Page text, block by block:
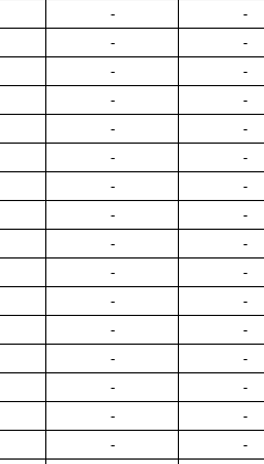
-
-
-
-
-
-
-
-
-
-
-
-
-
-
-
-
-
-
-
-
-
-
-
-
-
-
-
-
-
-
-
-